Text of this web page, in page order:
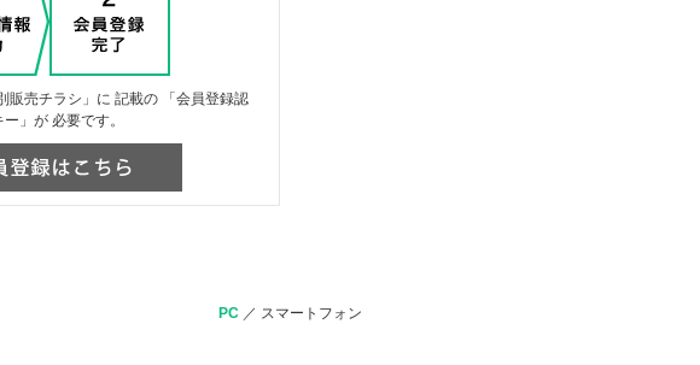
販売チラシ」に 記載の 「会員登録認
ー」が 必要です。
PC／ スマートフォン